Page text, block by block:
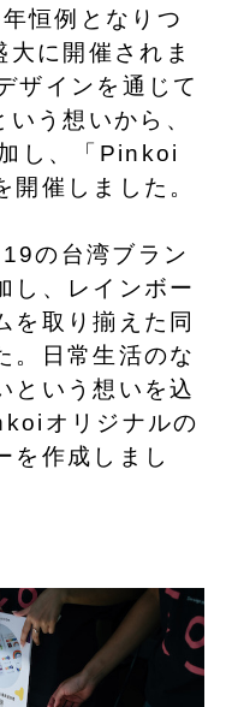
恒例となりつ
に開催されま
ザインを通じて
う想いから、
し、「Pinkoi
開催しました。
の台湾ブラン
し、レインボー
を取り揃えた同
。日常生活のな
という想いを込
オリジナルの
を作成しまし